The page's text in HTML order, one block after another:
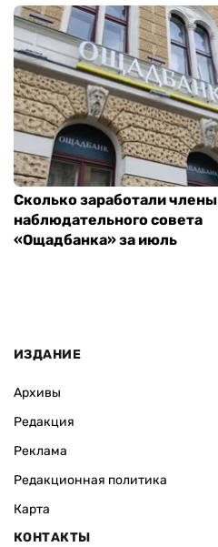
Сколько заработали члены
наблюдательного совета
«Ощадбанка» за июль
ИЗДАНИЕ
Архивы
Редакция
Реклама
Редакционная политика
Карта
КОНТАКТЫ